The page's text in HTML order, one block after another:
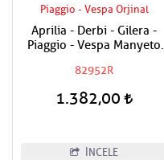
Piaggio - Vespa Orjinal
Aprilia - Derbi - Gilera -
Piaggio - Vespa Manyeto
82952R
1.382,00
İNCELE